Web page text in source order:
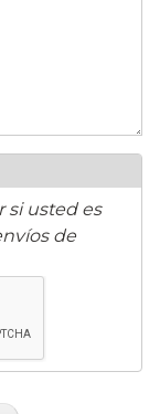
si usted es
de